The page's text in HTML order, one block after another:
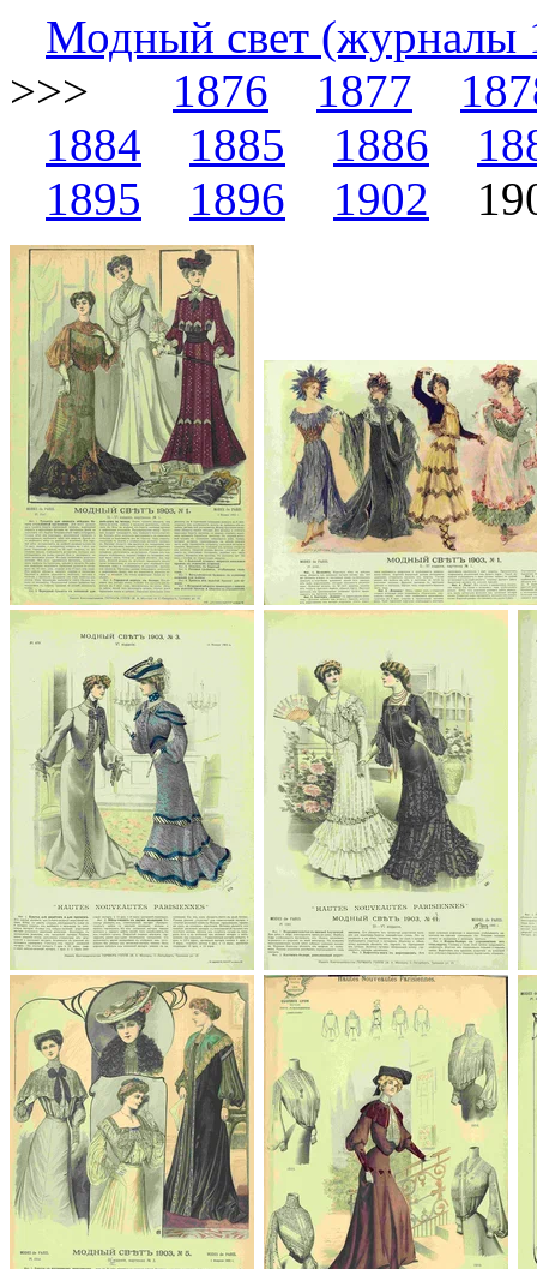
Модный свет (журналы
>>> 1876 1877
1884
1885 1886
1895
1896 1902